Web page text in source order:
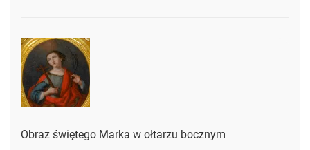
Obraz świętego Marka w ołtarzu bocznym